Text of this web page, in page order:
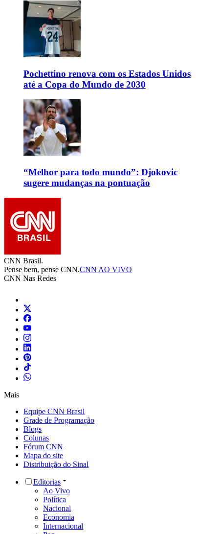
Pochettino renova com os Estados Unidos
até a Copa do Mundo de 2030
“Melhor para todo mundo”: Djokovic
sugere mudanças na pontuação
CNN Brasil.
Pense bem, pense CNN.CNN AO VIVO
CNN Nas Redes
Mais
Equipe CNN Brasil
Grade de Programação
Blogs
Colunas
Fórum CNN
Mapa do site
Distribuição do Sinal
Editorias
Ao Vivo
Política
Nacional
Economia
Internacional